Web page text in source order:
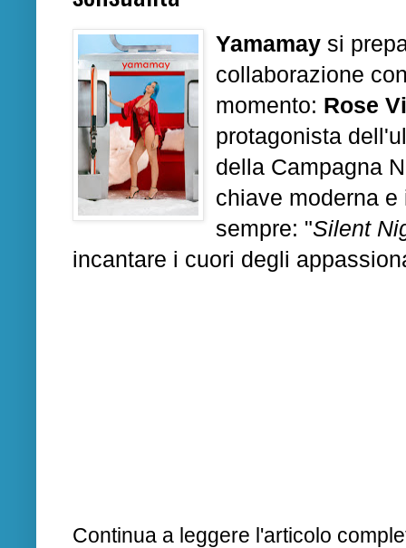
Yamamay si
collaborazione
momento: Rose
protagonista
della Campagna
chiave moderna
sempre: "Silent
incantare i cuori degli
Continua a leggere l'articolo